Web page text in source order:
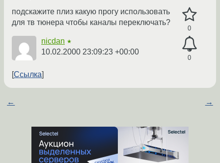
0
0
подскажите плиз какую прогу использовать
для тв тюнера чтобы каналы переключать?
nicdan ★
10.02.2000 23:09:23 +00:00
Ссылка
← →